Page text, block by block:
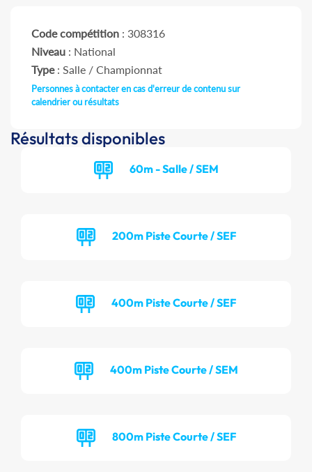
Code compétition : 308316
Niveau : National
Type: Salle / Championnat
Personnes à contacter en cas d'erreur de contenu sur
calendrier ou résultats
Résultats disponibles
60m - Salle / SEM
200m Piste Courte / SEF
400m Piste Courte / SEF
400m Piste Courte / SEM
800m Piste Courte / SEF